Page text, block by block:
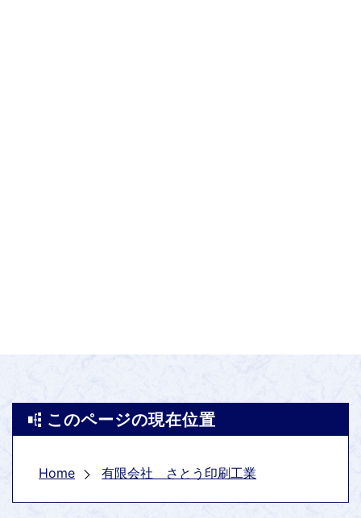
このページの現在位置
Home 有限会社 さとう印刷工業